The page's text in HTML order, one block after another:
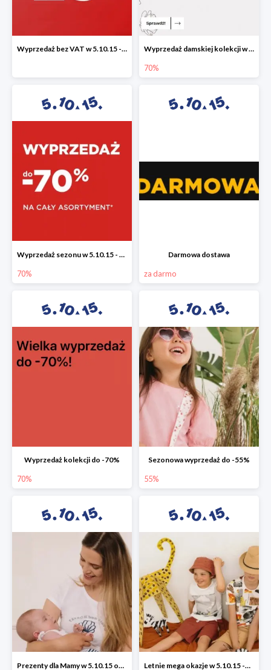
Wyprzedaż bez VAT w 5.10.15 - dodatkowe -23% rabatu Wyprzedaż damskiej kolekcji w 5.10.15 - ubrania, obuwie i dodatki do -70%
70%
Wyprzedaż sezonu w 5.10.15 - cały asortyment -70%
70%
Darmowa dostawa
za darmo
Wyprzedaż kolekcji do -70%
70%
Sezonowa wyprzedaż do -55%
55%
Prezenty dla Mamy w 5.10.15 od 12,99 zł Letnie mega okazje w 5.10.15 -50%